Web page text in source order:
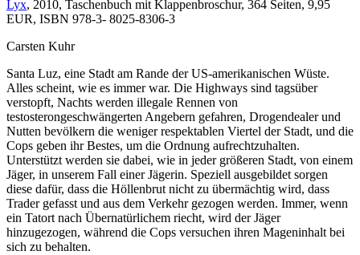
Lyx, 2010, Taschenbuch mit Klappenbroschur, 364 Seiten, 9,95
EUR, ISBN 978-3- 8025-8306-3
Carsten Kuhr
Santa Luz, eine Stadt am Rande der US-amerikanischen Wüste.
Alles scheint, wie es immer war. Die Highways sind tagsüber
verstopft, Nachts werden illegale Rennen von
testosterongeschwängerten Angebern gefahren, Drogendealer und
Nutten bevölkern die weniger respektablen Viertel der Stadt, und die
Cops geben ihr Bestes, um die Ordnung aufrechtzuhalten.
Unterstützt werden sie dabei, wie in jeder größeren Stadt, von einem
Jäger, in unserem Fall einer Jägerin. Speziell ausgebildet sorgen
diese dafür, dass die Höllenbrut nicht zu übermächtig wird, dass
Trader gefasst und aus dem Verkehr gezogen werden. Immer, wenn
ein Tatort nach Übernatürlichem riecht, wird der Jäger
hinzugezogen, während die Cops versuchen ihren Mageninhalt bei
sich zu behalten.